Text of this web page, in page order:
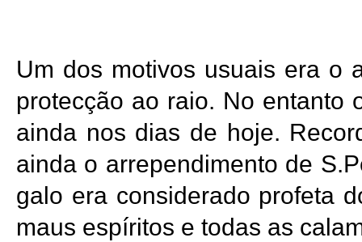
Um dos motivos usuais era o
protecção ao raio. No entanto
ainda nos dias de hoje.
ainda o arrependimento de
galo era considerado profeta
maus espíritos e todas as